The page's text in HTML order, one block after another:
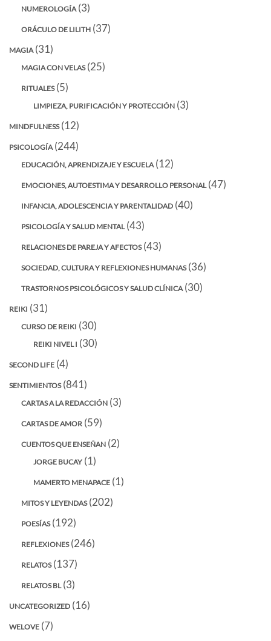
NUMEROLOGÍA(3)
ORÁCULO DE LILITH (37)
MAGIA(31)
MAGIA CON VELAS(25)
RITUALES(5)
LIMPIEZA, PURIFICACIÓN Y PROTECCIÓN (3)
MINDFULNESS(12)
PSICOLOGÍA(244)
EDUCACIÓN, APRENDIZAJE Y ESCUELA(12)
EMOCIONES, AUTOESTIMA Y DESARROLLO PERSONAL(47)
INFANCIA, ADOLESCENCIA Y PARENTALIDAD (40)
PSICOLOGÍA Y SALUD MENTAL(43)
RELACIONES DE PAREJA Y AFECTOS(43)
SOCIEDAD, CULTURA Y REFLEXIONES HUMANAS(36)
TRASTORNOS PSICOLÓGICOS Y SALUD CLÍNICA(30)
REIKI (31)
CURSO DE REIKI (30)
REIKI NIVEL I (30)
SECOND LIFE (4)
SENTIMIENTOS(841)
CARTAS A LA REDACCIÓN (3)
CARTAS DE AMOR (59)
CUENTOS QUE ENSEÑAN (2)
JORGE BUCAY (1)
MAMERTO MENAPACE (1)
MITOS Y LEYENDAS(202)
POESÍAS(192)
REFLEXIONES(246)
RELATOS(137)
RELATOS BL(3)
UNCATEGORIZED (16)
WELOVE (7)